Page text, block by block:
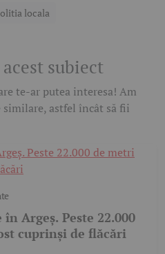
locala
subiect
te-ar putea interesa! Am
astfel încât să fii
Argeș. Peste 22.000
cuprinși de flăcări